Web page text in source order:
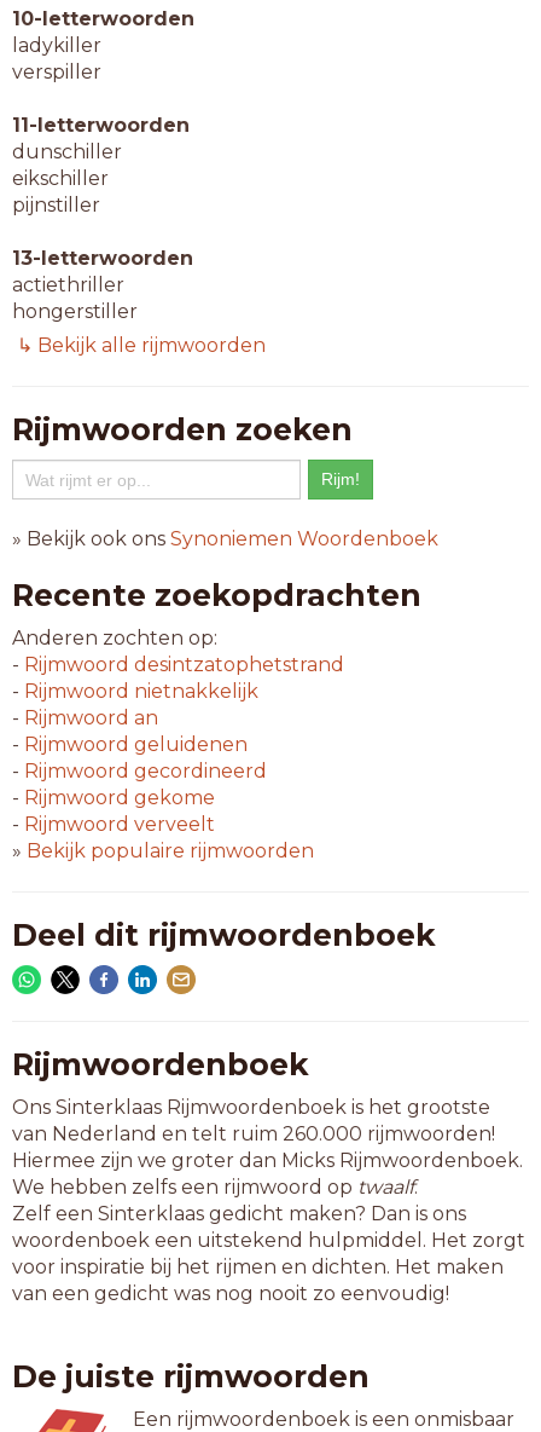
10-letterwoorden
ladykiller
verspiller
11-letterwoorden
dunschiller
eikschiller
pijnstiller
13-letterwoorden
actiethriller
hongerstiller
politiethriller
16-letterwoorden
spionagethriller
17-letterwoorden
rechtbankthriller
↳ Bekijk alle rijmwoorden
Rijmwoorden zoeken
» Bekijk ook ons Synoniemen Woordenboek
Recente zoekopdrachten
Anderen zochten op:
- Rijmwoord desintzatophetstrand
- Rijmwoord nietnakkelijk
- Rijmwoord an
- Rijmwoord geluidenen
- Rijmwoord gecordineerd
- Rijmwoord gekome
- Rijmwoord verveelt
» Bekijk populaire rijmwoorden
Deel dit rijmwoordenboek
Rijmwoordenboek
Ons Sinterklaas Rijmwoordenboek is het grootste
van Nederland en telt ruim 260.000 rijmwoorden!
Hiermee zijn we groter dan Micks Rijmwoordenboek.
We hebben zelfs een rijmwoord op twaalf.
Zelf een Sinterklaas gedicht maken? Dan is ons
woordenboek een uitstekend hulpmiddel. Het zorgt
voor inspiratie bij het rijmen en dichten. Het maken
van een gedicht was nog nooit zo eenvoudig!
De juiste rijmwoorden
Een rijmwoordenboek is een onmisbaar